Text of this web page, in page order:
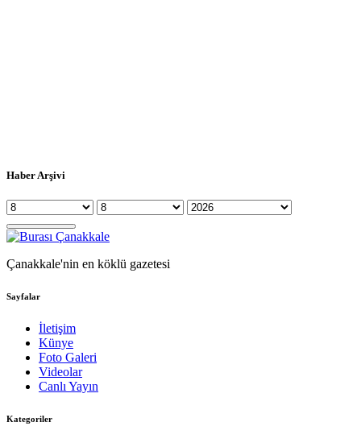
Haber Arşivi
Çanakkale'nin en köklü gazetesi
Sayfalar
İletişim
Künye
Foto Galeri
Videolar
Canlı Yayın
Kategoriler